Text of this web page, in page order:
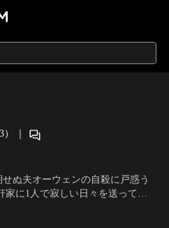
） ｜
ぬ夫オーウェンの自殺に戸惑う
家に1人で寂しい日々を送ってい